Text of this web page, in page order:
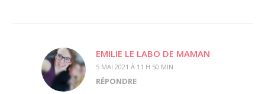
EMILIE LE LABO DE MAMAN
5 MAI 2021 À 11 H 50 MIN
RÉPONDRE